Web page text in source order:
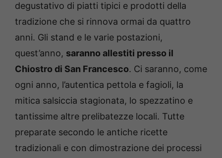
degustativo di piatti tipici e prodotti della
tradizione che si rinnova ormai da quattro
anni. Gli stand e le varie postazioni,
quest’anno, saranno allestiti presso il
Chiostro di San Francesco. Ci saranno, come
ogni anno, l’autentica pettola e fagioli, la
mitica salsiccia stagionata, lo spezzatino e
tantissime altre prelibatezze locali. Tutte
preparate secondo le antiche ricette
tradizionali e con dimostrazione dei processi